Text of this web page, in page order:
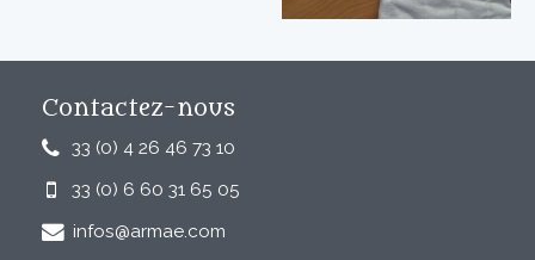
Contactez-nous
33 (0) 4 26 46 73 10
33 (0) 6 60 31 65 05
infos@armae.com